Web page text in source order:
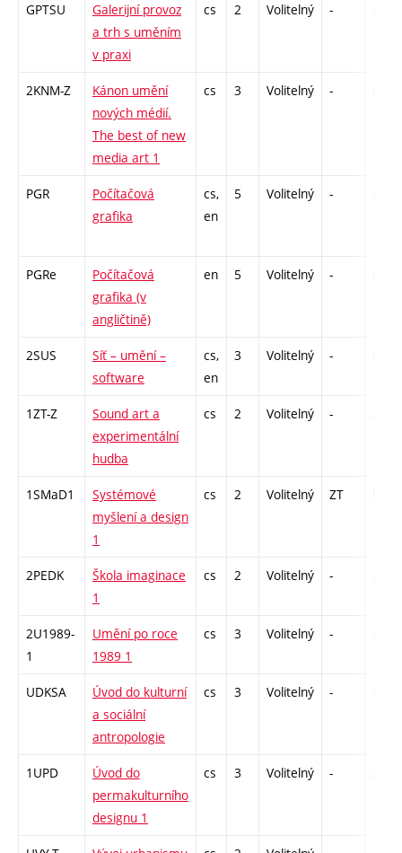
GPTSU
Galerijní provoz
a trh s uměním
v praxi
cs 2 Volitelný -
2KNM-Z
Kánon umění
nových médií.
The best of new
media art 1
cs 3 Volitelný -
PGR
Počítačová
grafika
cs,
en
5 Volitelný -
PGRe
Počítačová
grafika (v
angličtině)
en 5 Volitelný -
2SUS
Síť – umění –
software
cs,
en
3 Volitelný -
1ZT-Z
Sound art a
experimentální
hudba
cs 2 Volitelný -
1SMaD1
Systémové
myšlení a design
1
cs 2 Volitelný ZT
2PEDK
Škola imaginace
1
cs 2 Volitelný -
2U1989-
1
Umění po roce
1989 1
cs 3 Volitelný -
UDKSA
Úvod do kulturní
a sociální
antropologie
cs 3 Volitelný -
1UPD
Úvod do
permakulturního
designu 1
cs 3 Volitelný -